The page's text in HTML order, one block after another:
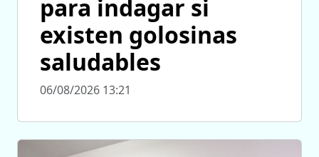
para indagar si
existen golosinas
saludables
06/08/2026 13:21